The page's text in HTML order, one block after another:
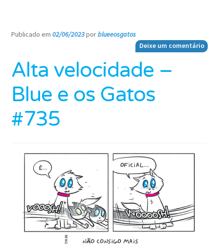
Publicado em 02/06/2023porblueeosgatos
Deixe um comentário
Alta velocidade –
Blue e os Gatos
#735